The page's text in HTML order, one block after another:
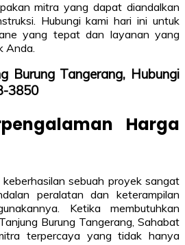
mitra yang dapat diandalkan
Hubungi kami hari ini untuk
yang tepat dan layanan yang
Anda.
Burung Tangerang, Hubungi
3850
Harga
keberhasilan sebuah proyek sangat
peralatan dan keterampilan
Ketika membutuhkan
Burung Tangerang, Sahabat
terpercaya yang tidak hanya